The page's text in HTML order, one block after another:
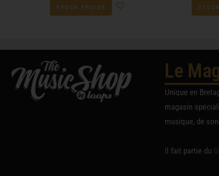
STOCK ÉPUISÉ
Le
Unique en
magasin
musique, de
Il fait partie du